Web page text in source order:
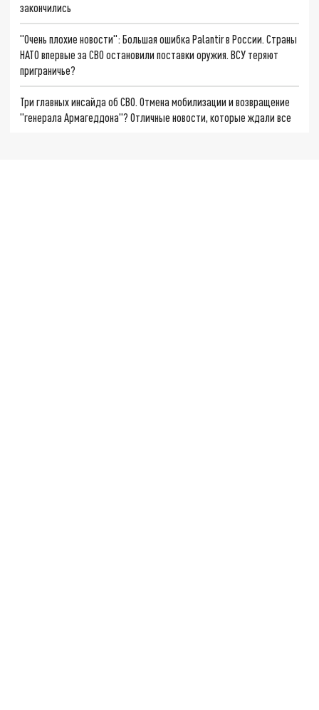
закончились
"Очень плохие новости": Большая ошибка Palantir в России. Страны
НАТО впервые за СВО остановили поставки оружия. ВСУ теряют
приграничье?
Три главных инсайда об СВО. Отмена мобилизации и возвращение
"генерала Армагеддона"? Отличные новости, которые ждали все